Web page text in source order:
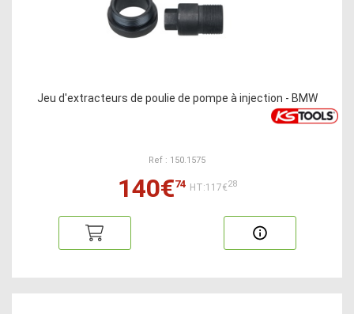
Jeu d'extracteurs de poulie de pompe à injection - BMW
Ref : 150.1575
140€74 HT:117€28